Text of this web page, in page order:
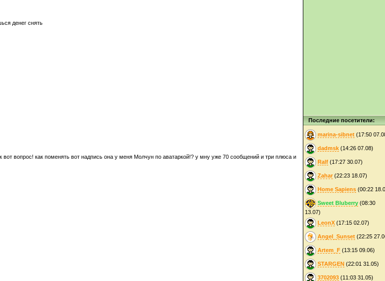
денег снять
вопрос! как поменять вот надпись она у меня Молчун по аватаркой!? у мну уже 70 сообщений и три плюса и
Последние посетители:
marina-sibnet (17:50
dadmsk (14:26 07.08)
Ralf (17:27 30.07)
Zahar (22:23 18.07)
Home Sapiens (00:22
Sweet Bluberry (08:30
13.07)
LeonX (17:15 02.07)
Angel_Sunset (22:25
Artem_F (13:15 09.06)
STARGEN (22:01 31.05)
3702093 (11:03 31.05)